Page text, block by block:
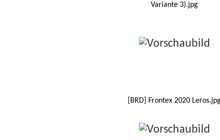
Variante 3).jpg
[BRD] Frontex 2020